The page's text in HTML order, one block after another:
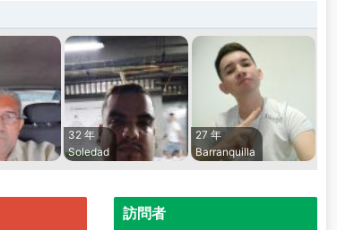
32 年
Soledad
27 年
Barranquilla
訪問者